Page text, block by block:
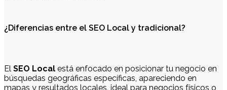
¿Diferencias entre el SEO Local y tradicional?
El SEO Local está enfocado en posicionar tu negocio en
búsquedas geográficas específicas, apareciendo en
mapas y resultados locales, ideal para negocios físicos o